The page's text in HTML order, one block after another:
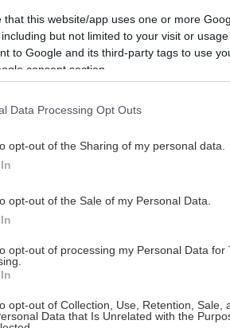
that this website/app uses one or more
but not limited to your visit or
to Google and its third-party tags to use
consent section.
Data Processing Opt Outs
opt-out of the Sharing of my personal data.
opt-out of the Sale of my Personal Data.
opt-out of processing my Personal Data for
opt-out of Collection, Use, Retention, Sale,
Data that Is Unrelated with the